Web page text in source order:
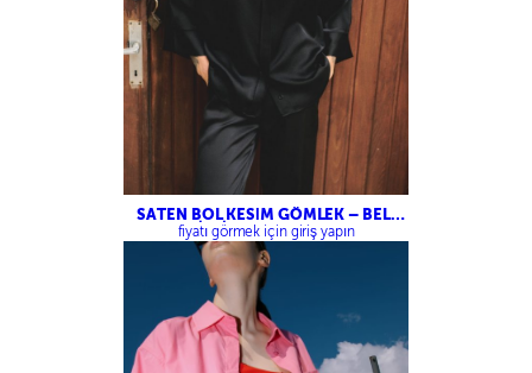
SATEN BOL KESİM GÖMLEK – BELİ
LASTİKLİ SATEN PANTOLON
fiyatı görmek için giriş yapın